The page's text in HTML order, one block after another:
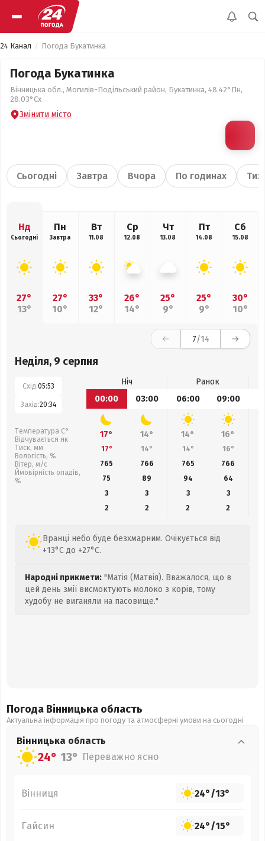
24 Канал Погода Букатинка
Погода Букатинка
Вінницька обл., Могилів-Подільський район, Букатинка, 48.42°Пн,
28.03°Сх
Змінити місто
Сьогодні Завтра Вчора По годинах
Нд
Сьогодні
27°
13°
Пн
Завтра
27°
10°
Вт
11.08
33°
12°
Ср
12.08
26°
14°
Чт
13.08
25°
9°
Пт
14.08
25°
9°
Сб
15.08
30°
10°
7/14
Неділя, 9 серпня
Схід:05:53
Захід:20:34
Температура С°
Відчувається як
Тиск, мм
Вологість, %
Вітер, м/с
Ймовірність опадів,
%
Ніч
Ранок
00:00
03:00 06:00 09:00
17° 14° 14° 16°
17° 14° 14° 16°
765
766 765 766
75
89 94 64
3
3 3
3
2
2 2 2
Вранці небо буде безхмарним. Очікується від
+13°C до +27°C.
Народні прикмети: "Матія (Матвія). Вважалося, що в
цей день змії висмоктують молоко з корів, тому
худобу не виганяли на пасовище."
Погода Вінницька область
Актуальна інформація про погоду та атмосферні умови на сьогодні
Вінницька область
24° 13° Переважно ясно
Вінниця 24°/13°
Гайсин 24°/15°